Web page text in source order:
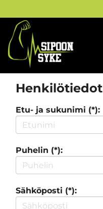
Henkilötiedot
Etu- ja sukunimi (*):
Puhelin (*):
Sähköposti (*):